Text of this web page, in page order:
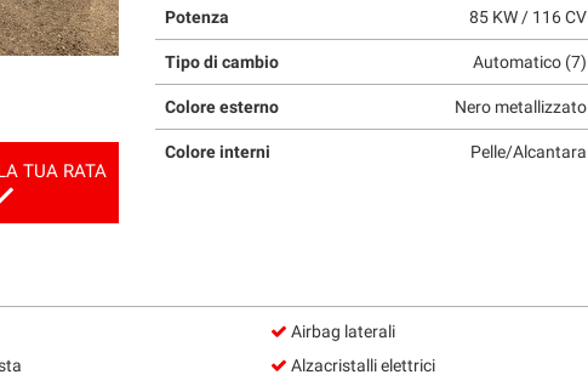
TUA RATA
Potenza 85 KW / 116 CV
Tipo di cambio Automatico (7)
Colore esterno Nero metallizzato
Colore interni Pelle/Alcantara
Airbag laterali
Alzacristalli elettrici